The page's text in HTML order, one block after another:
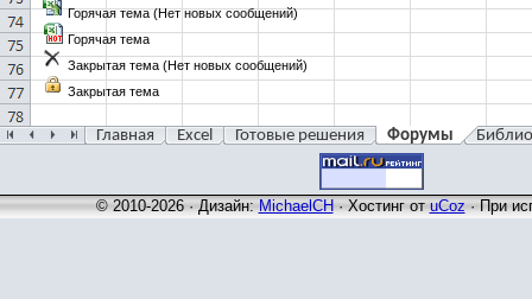
Горячая тема (Нет новых сообщений)
Горячая тема
Закрытая тема (Нет новых сообщений)
Закрытая тема
Главная Excel Готовые решения Форумы
© 2010-2026 · Дизайн: MichaelCH · Хостинг от uCoz · При